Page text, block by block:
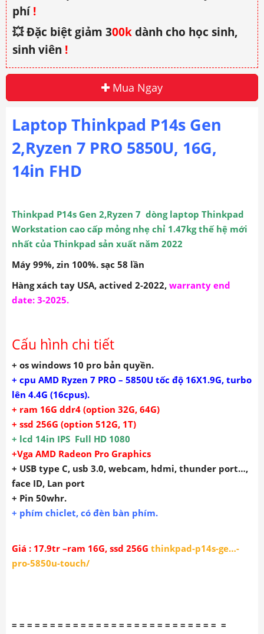
phí!
💥 Đặc biệt giảm 300kdành cho học sinh,
sinh viên !
Mua Ngay
Laptop Thinkpad P14s Gen
2,Ryzen 7 PRO 5850U, 16G,
14in FHD
Thinkpad P14s Gen 2,Ryzen 7 dòng laptop Thinkpad
Workstation cao cấp mỏng nhẹ chỉ 1.47kg thế hệ mới
nhất của Thinkpad sản xuất năm 2022
Máy 99%, zin 100%. sạc 58 lần
Hàng xách tay USA, actived 2-2022, warranty end
date: 3-2025.
Cấu hình chi tiết
+ os windows 10 pro bản quyền.
+ cpu AMD Ryzen 7 PRO – 5850U tốc độ 16X1.9G, turbo
lên 4.4G (16cpus).
+ ram 16G ddr4 (option 32G, 64G)
+ ssd 256G (option 512G, 1T)
+ lcd 14in IPS Full HD 1080
+Vga AMD Radeon Pro Graphics
+ USB type C, usb 3.0, webcam, hdmi, thunder port…,
face ID, Lan port
+ Pin 50whr.
+ phím chiclet, có đèn bàn phím.
Giá : 17.9tr –ram 16G, ssd 256G thinkpad-p14s-ge…-
pro-5850u-touch/
= = = = = = = = = = = = = = = = = = = = = = = = = = = =